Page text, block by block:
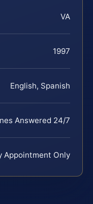
VA
1997
English, Spanish
Answered 24/7
Appointment Only